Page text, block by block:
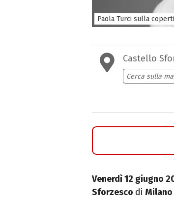
Paola Turci sulla
Castello
Cerca sulla
Venerdì 12 giugno
Sforzesco di Milano